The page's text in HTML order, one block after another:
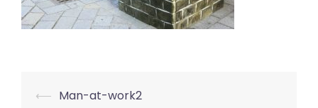
Beitrags-
⟵ Man-at-work2